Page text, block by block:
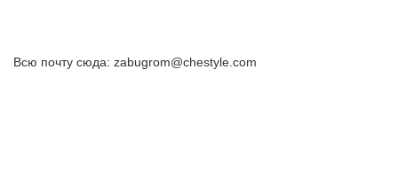
Всю почту сюда: zabugrom@chestyle.com